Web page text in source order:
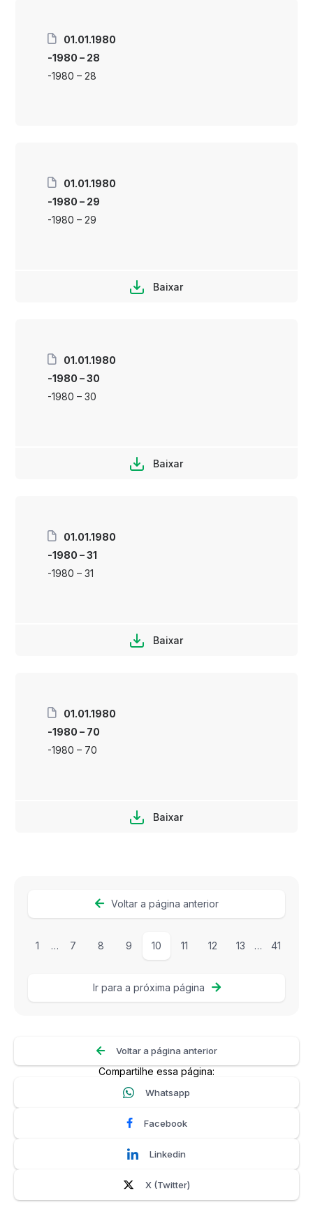
01.01.1980
-1980 – 28
-1980 – 28
01.01.1980
-1980 – 29
-1980 – 29
Baixar
01.01.1980
-1980 – 30
-1980 – 30
Baixar
01.01.1980
-1980 – 31
-1980 – 31
Baixar
01.01.1980
-1980 – 70
-1980 – 70
Baixar
Voltar a página anterior
1 … 7 8 9 10 11 12 13 … 41
Ir para a próxima página
Voltar a página anterior
Compartilhe essa página:
Whatsapp
Facebook
Linkedin
X (Twitter)